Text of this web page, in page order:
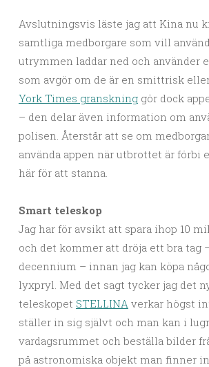
Avslutningsvis läste jag att Kina nu
samtliga medborgare som vill
utrymmen laddar ned och använder
som avgör om de är en smittrisk
York Times granskning gör dock
– den delar även information om
polisen. Återstår att se om
använda appen när utbrottet är förbi
här för att stanna.
Smart teleskop
Jag har för avsikt att spara ihop 10
och det kommer att dröja ett bra tag
decennium – innan jag kan köpa
lyxpryl. Med det sagt tycker jag det
teleskopet STELLINA verkar högst
ställer in sig självt och man kan i
vardagsrummet och beställa bilder
på astronomiska objekt man finner